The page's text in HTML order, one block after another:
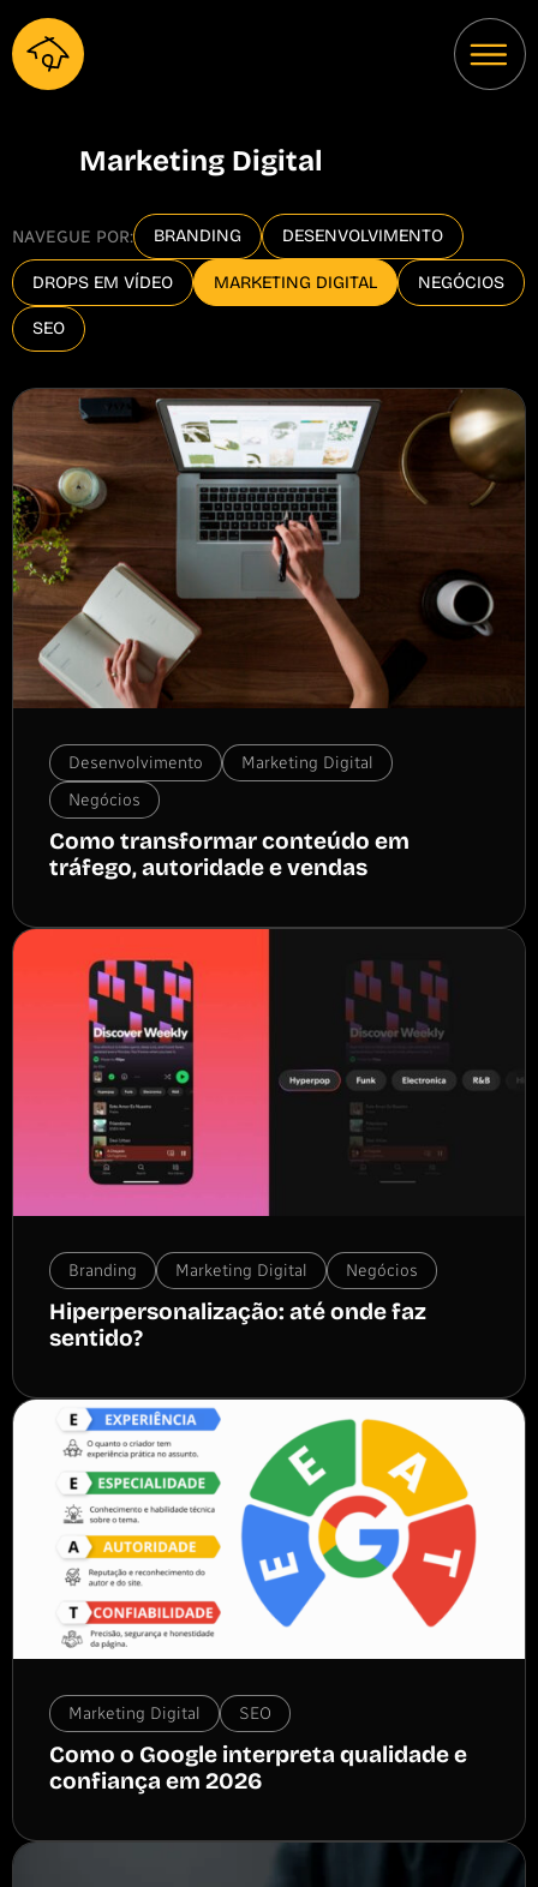
Marketing Digital
NAVEGUE POR: BRANDING DESENVOLVIMENTO
DROPS EM VÍDEO MARKETING DIGITAL NEGÓCIOS
SEO
Desenvolvimento
Marketing Digital
Negócios
Como transformar conteúdo em
tráfego, autoridade e vendas
Branding Marketing Digital Negócios
Hiperpersonalização: até onde faz
sentido?
Marketing Digital SEO
Como o Google interpreta qualidade e
confiança em 2026